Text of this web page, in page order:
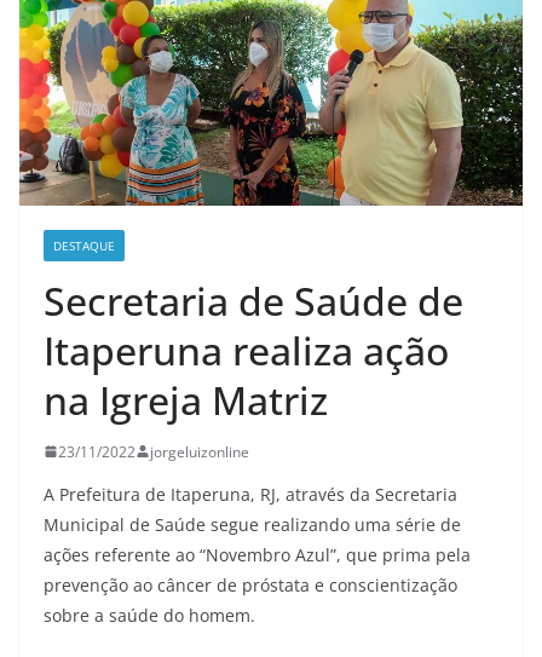
DESTAQUE
Secretaria de Saúde de
Itaperuna realiza ação
na Igreja Matriz
23/11/2022 jorgeluizonline
A Prefeitura de Itaperuna, RJ, através da Secretaria
Municipal de Saúde segue realizando uma série de
ações referente ao “Novembro Azul”, que prima pela
prevenção ao câncer de próstata e conscientização
sobre a saúde do homem.